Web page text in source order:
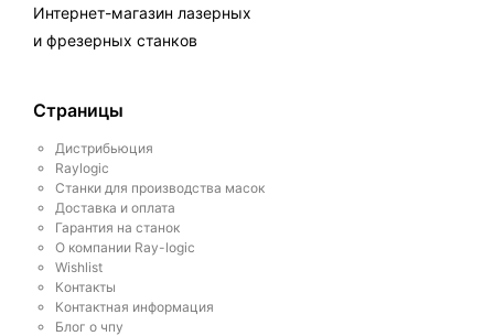
Интернет-магазин лазерных
и фрезерных станков
Страницы
Дистрибьюция
Raylogic
Станки для производства масок
Доставка и оплата
Гарантия на станок
О компании Ray-logic
Wishlist
Контакты
Контактная информация
Блог о чпу